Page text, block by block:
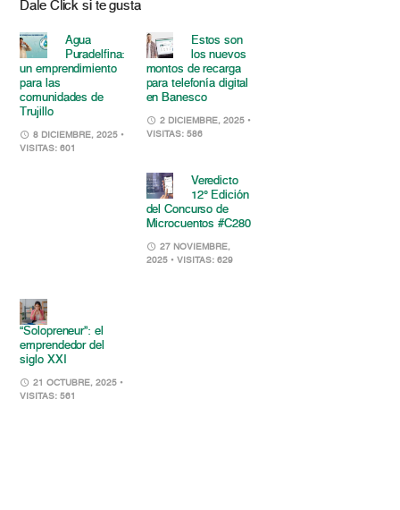
Dale Click si te gusta
Agua
Puradelfina:
un emprendimiento
para las
comunidades de
Trujillo
8 DICIEMBRE, 2025 •
VISITAS: 601
Estos son
los nuevos
montos de recarga
para telefonía digital
en Banesco
2 DICIEMBRE, 2025 •
VISITAS: 586
Veredicto
12° Edición
del Concurso de
Microcuentos #C280
27 NOVIEMBRE,
2025 • VISITAS: 629
“Solopreneur”: el
emprendedor del
siglo XXI
21 OCTUBRE, 2025 •
VISITAS: 561